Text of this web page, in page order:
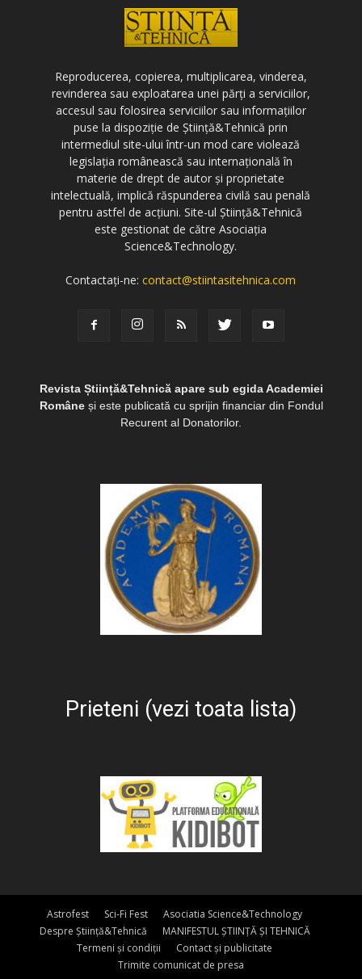
Reproducerea, copierea, multiplicarea, vinderea,
revinderea sau exploatarea unei părți a serviciilor,
accesul sau folosirea serviciilor sau informațiilor
puse la dispoziție de Știință&Tehnică prin
intermediul site-ului într-un mod care violează
legislația românească sau internațională în
materie de drept de autor și proprietate
intelectuală, implică răspunderea civilă sau penală
pentru astfel de acțiuni. Site-ul Știință&Tehnică
este gestionat de către Asociația
Science&Technology.
Contactați-ne:contact@stiintasitehnica.com
Revista Știință&Tehnică apare sub egida Academiei
Româneși este publicată cu sprijin financiar din Fondul
Recurent al Donatorilor.
Prieteni (vezi toata lista)
Astrofest Sci-Fi Fest
Asociatia Science&Technology
Despre Știință&Tehnică
MANIFESTUL ȘTIINȚĂ ȘI TEHNICĂ
Termeni și condiții
Contact și publicitate
Trimite comunicat de presa